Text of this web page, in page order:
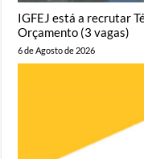
IGFEJ está a recrutar
Orçamento (3 vagas)
6 de Agosto de 2026